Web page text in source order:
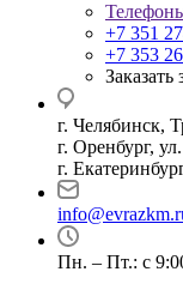
+7 351
+7 353
Заказать
г. Челябинск,
г. Оренбург,
г.
Пн. – Пт.: с